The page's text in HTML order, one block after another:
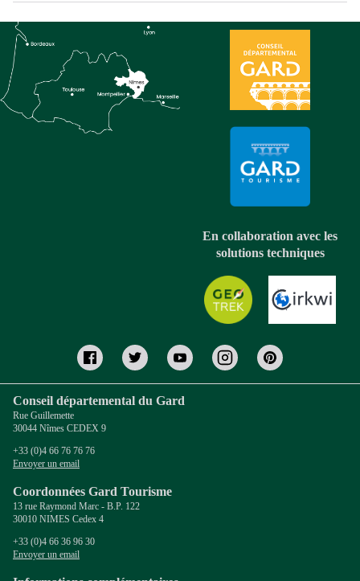
En collaboration avec les
solutions techniques
Conseil départemental du Gard
Rue Guillemette
30044 Nîmes CEDEX 9
+33 (0)4 66 76 76 76
Envoyer un email
Coordonnées Gard Tourisme
13 rue Raymond Marc - B.P. 122
30010 NIMES Cedex 4
+33 (0)4 66 36 96 30
Envoyer un email